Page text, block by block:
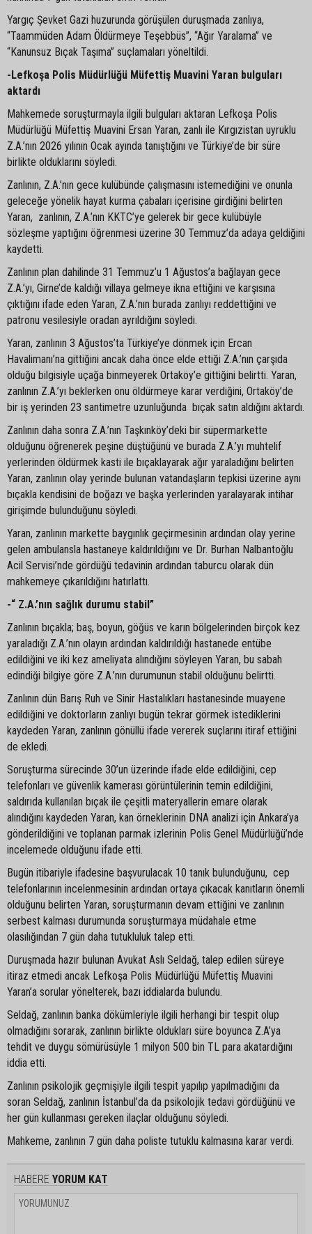
Yargıç Şevket Gazi huzurunda görüşülen duruşmada zanlıya,
“Taammüden Adam Öldürmeye Teşebbüs”, “Ağır Yaralama” ve
“Kanunsuz Bıçak Taşıma” suçlamaları yöneltildi.
-Lefkoşa Polis Müdürlüğü Müfettiş Muavini Yaran bulguları
aktardı
Mahkemede soruşturmayla ilgili bulguları aktaran Lefkoşa Polis
Müdürlüğü Müfettiş Muavini Ersan Yaran, zanlı ile Kırgızistan uyruklu
Z.A.’nın 2026 yılının Ocak ayında tanıştığını ve Türkiye’de bir süre
birlikte olduklarını söyledi.
Zanlının, Z.A.’nın gece kulübünde çalışmasını istemediğini ve onunla
geleceğe yönelik hayat kurma çabaları içerisine girdiğini belirten
Yaran, zanlının, Z.A.’nın KKTC’ye gelerek bir gece kulübüyle
sözleşme yaptığını öğrenmesi üzerine 30 Temmuz’da adaya geldiğini
kaydetti.
Zanlının plan dahilinde 31 Temmuz’u 1 Ağustos’a bağlayan gece
Z.A.’yı, Girne’de kaldığı villaya gelmeye ikna ettiğini ve karşısına
çıktığını ifade eden Yaran, Z.A.’nın burada zanlıyı reddettiğini ve
patronu vesilesiyle oradan ayrıldığını söyledi.
Yaran, zanlının 3 Ağustos’ta Türkiye’ye dönmek için Ercan
Havalimanı’na gittiğini ancak daha önce elde ettiği Z.A.’nın çarşıda
olduğu bilgisiyle uçağa binmeyerek Ortaköy’e gittiğini belirtti. Yaran,
zanlının Z.A.’yı beklerken onu öldürmeye karar verdiğini, Ortaköy’de
bir iş yerinden 23 santimetre uzunluğunda bıçak satın aldığını aktardı.
Zanlının daha sonra Z.A.’nın Taşkınköy’deki bir süpermarkette
olduğunu öğrenerek peşine düştüğünü ve burada Z.A.’yı muhtelif
yerlerinden öldürmek kasti ile bıçaklayarak ağır yaraladığını belirten
Yaran, zanlının olay yerinde bulunan vatandaşların tepkisi üzerine aynı
bıçakla kendisini de boğazı ve başka yerlerinden yaralayarak intihar
girişimde bulunduğunu söyledi.
Yaran, zanlının markette baygınlık geçirmesinin ardından olay yerine
gelen ambulansla hastaneye kaldırıldığını ve Dr. Burhan Nalbantoğlu
Acil Servisi’nde gördüğü tedavinin ardından taburcu olarak dün
mahkemeye çıkarıldığını hatırlattı.
-“ Z.A.’nın sağlık durumu stabil”
Zanlının bıçakla; baş, boyun, göğüs ve karın bölgelerinden birçok kez
yaraladığı Z.A.’nın olayın ardından kaldırıldığı hastanede entübe
edildiğini ve iki kez ameliyata alındığını söyleyen Yaran, bu sabah
edindiği bilgiye göre Z.A.’nın durumunun stabil olduğunu belirtti.
Zanlının dün Barış Ruh ve Sinir Hastalıkları hastanesinde muayene
edildiğini ve doktorların zanlıyı bugün tekrar görmek istediklerini
kaydeden Yaran, zanlının gönüllü ifade vererek suçlarını itiraf ettiğini
de ekledi.
Soruşturma sürecinde 30’un üzerinde ifade elde edildiğini, cep
telefonları ve güvenlik kamerası görüntülerinin temin edildiğini,
saldırıda kullanılan bıçak ile çeşitli materyallerin emare olarak
alındığını kaydeden Yaran, kan örneklerinin DNA analizi için Ankara’ya
gönderildiğini ve toplanan parmak izlerinin Polis Genel Müdürlüğü’nde
incelemede olduğunu ifade etti.
Bugün itibariyle ifadesine başvurulacak 10 tanık bulunduğunu, cep
telefonlarının incelenmesinin ardından ortaya çıkacak kanıtların önemli
olduğunu belirten Yaran, soruşturmanın devam ettiğini ve zanlının
serbest kalması durumunda soruşturmaya müdahale etme
olasılığından 7 gün daha tutukluluk talep etti.
Duruşmada hazır bulunan Avukat Aslı Seldağ, talep edilen süreye
itiraz etmedi ancak Lefkoşa Polis Müdürlüğü Müfettiş Muavini
Yaran’a sorular yönelterek, bazı iddialarda bulundu.
Seldağ, zanlının banka dökümleriyle ilgili herhangi bir tespit olup
olmadığını sorarak, zanlının birlikte oldukları süre boyunca Z.A’ya
tehdit ve duygu sömürüsüyle 1 milyon 500 bin TL para akatardığını
iddia etti.
Zanlının psikolojik geçmişiyle ilgili tespit yapılıp yapılmadığını da
soran Seldağ, zanlının İstanbul’da da psikolojik tedavi gördüğünü ve
her gün kullanması gereken ilaçlar olduğunu söyledi.
Mahkeme, zanlının 7 gün daha poliste tutuklu kalmasına karar verdi.
HABERE YORUM KAT